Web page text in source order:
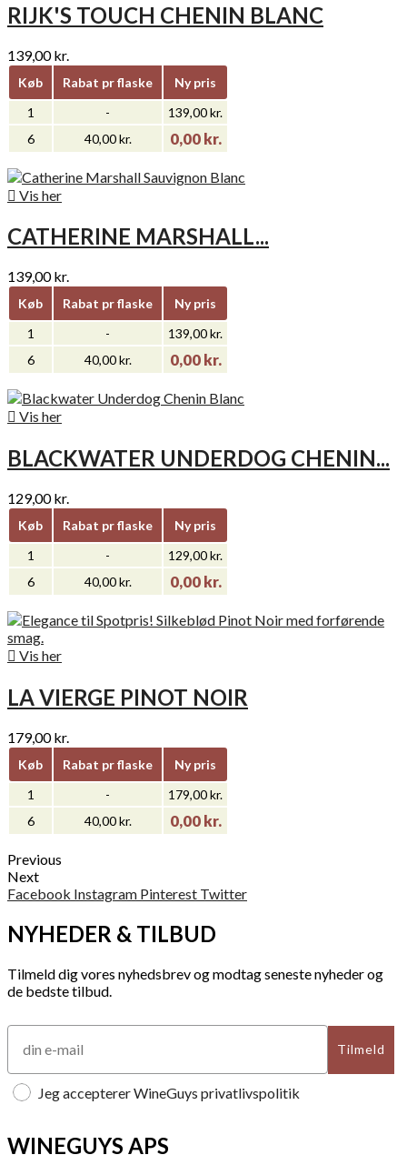
RIJK'S TOUCH CHENIN BLANC
139,00 kr.
Køb Rabat pr flaske
Ny pris
1
-
139,00 kr.
6
40,00 kr. 0,00 kr.
 Vis her
CATHERINE MARSHALL...
139,00 kr.
Køb Rabat pr flaske
Ny pris
1
-
139,00 kr.
6
40,00 kr. 0,00 kr.
 Vis her
BLACKWATER UNDERDOG CHENIN...
129,00 kr.
Køb Rabat pr flaske
Ny pris
1
-
129,00 kr.
6
40,00 kr. 0,00 kr.
 Vis her
LA VIERGE PINOT NOIR
179,00 kr.
Køb Rabat pr flaske
Ny pris
1
-
179,00 kr.
6
40,00 kr. 0,00 kr.
Previous
Next
Facebook Instagram Pinterest Twitter
NYHEDER & TILBUD
Tilmeld dig vores nyhedsbrev og modtag seneste nyheder og
de bedste tilbud.
Tilmeld
Jeg accepterer WineGuys privatlivspolitik
WINEGUYS APS